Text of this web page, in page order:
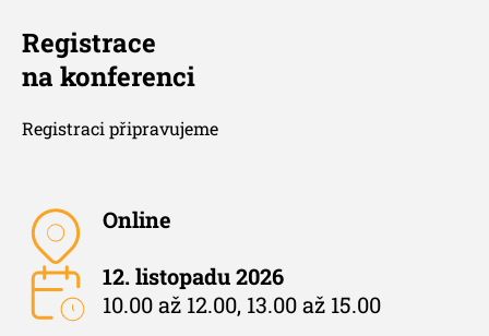
Registrace
na konferenci
Registraci připravujeme
Online
12. listopadu 2026
10.00 až 12.00, 13.00 až 15.00